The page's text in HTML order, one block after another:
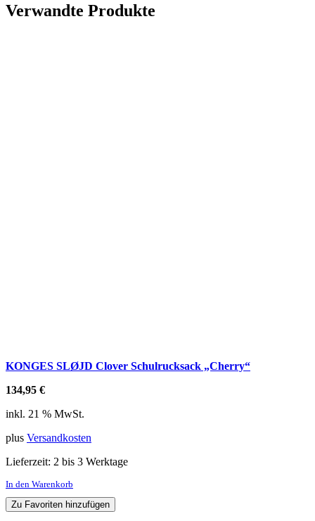
Verwandte Produkte
KONGES SLØJD Clover Schulrucksack „Cherry“
134,95 €
inkl. 21 % MwSt.
plus Versandkosten
Lieferzeit: 2 bis 3 Werktage
In den Warenkorb
Zu Favoriten hinzufügen